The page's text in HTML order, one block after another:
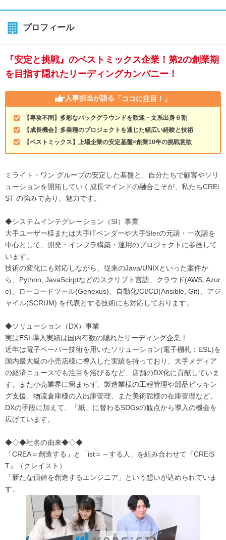
プロフィール
『安定と挑戦』のベストミックス企業！第2の創業期
を目指す隠れたリーディングカンパニー！
人事担当が語る 「ココに注目！」
【専攻不問】多彩なバックグラウンドを歓迎・文系出身６割
【成長機会】多業種のプロジェクトを通じた幅広い経験と技術
【ベストミックス】上場企業の安定基盤×創業10年の挑戦意欲
ミライト・ワン グループの安定した基盤と、自分たちで顧客やソリ
ューションを開拓していく成長マインドの融合こそが、私たちCREi
ST の強みであり、魅力です。
◆システムインテグレーション（SI）事業
大手ユーザー様または大手ITベンダーや大手SIerの元請・一次請を
中心として、開発・インフラ構築・運用のプロジェクトに参画して
います。
技術の変化にも対応しながら、従来のJava/UNIXといった案件か
ら、Python, JavaScirptなどのスクリプト言語、クラウド(AWS, Azur
e)、ローコードツール(Genexus)、自動化/CI/CD(Ansible, Git)、アジ
ャイル(SCRUM) を代表とする技術にも対応しております。
◆ソリューション（DX）事業
実はESL導入実績は国内有数の隠れたリーディング企業！
近年は電子ペーパー技術を用いたソリューション(電子棚札：ESL)を
国内最大級の小売店様に導入した実績を持っており、大手メディア
の経済ニュースでも注目を浴びるなど、店舗のDX化に貢献していま
す。また小売業界に留まらず、製造業様の工程管理や部品ピッキン
グ支援、物流倉庫様の入出庫管理、また美術館様の在庫管理など、
DXの手段に加えて、「紙」に替わるSDGsの観点から導入の機会を
広げています。
◆◇◆社名の由来◆◇◆
「CREA＝創造する」と「ist＝～する人」を組み合わせて『CREiS
T』（クレイスト）
「新たな価値を創造するエンジニア」という想いが込められていま
す。